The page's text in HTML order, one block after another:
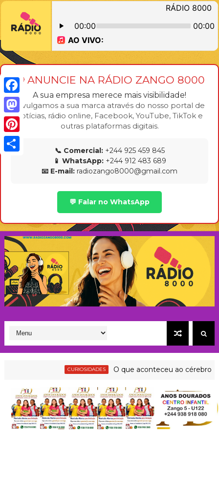
📢 ANUNCIE NA RÁDIO ZANGO 8000
A sua empresa merece mais visibilidade!
Divulgamos a sua marca através do nosso portal de
notícias, rádio online, Facebook, YouTube, TikTok e
outras plataformas digitais.
📞 Comercial:+244 925 459 845
📱 WhatsApp:+244 912 483 689
📧 E-mail: radiozango8000@gmail.com
💬 Falar no WhatsApp
CURIOSIDADES O que aconteceu ao cérebro de
F
a
c
e
M
a
s
n
P
e
s
t
e